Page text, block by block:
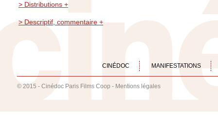
> Distributions +
> Descriptif, commentaire +
CINÉDOC MANIFESTATIONS
© 2015 - Cinédoc Paris Films Coop - Mentions légales